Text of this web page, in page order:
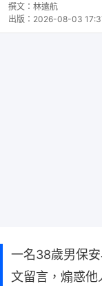
撰文： 林遠航
出版： 2026-08-03
一名38歲男保
文留言，煽惑